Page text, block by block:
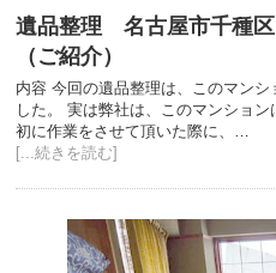
遺品整理 名古屋市千種
（ご紹介）
内容 今回の遺品整理は、このマン
した。 実は弊社は、このマンショ
初に作業をさせて頂いた際に、…
[...続きを読む]